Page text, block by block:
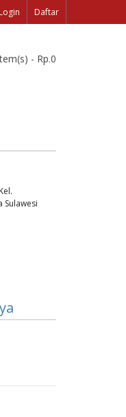
Login Daftar
- Rp.0
Sulawesi